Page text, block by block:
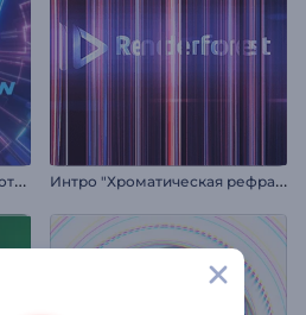
А
нимация лого: Обратный отсчет в стиле глитч И
нтро "Хроматическая рефракция"